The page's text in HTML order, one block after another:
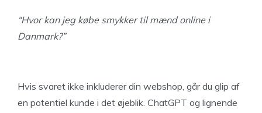
“Hvor kan jeg købe smykker til mænd online i
Danmark?”
Hvis svaret ikke inkluderer din webshop, går du glip af
en potentiel kunde i det øjeblik. ChatGPT og lignende